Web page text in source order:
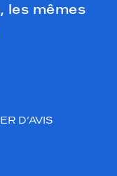
les mêmes
D’AVIS